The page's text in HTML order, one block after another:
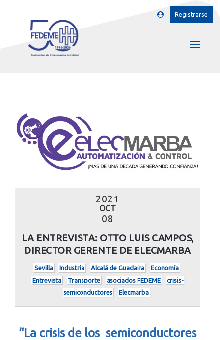
Registrarse
2021
OCT
08
LA ENTREVISTA: OTTO LUIS CAMPOS,
DIRECTOR GERENTE DE ELECMARBA
Sevilla Industria Alcalá de Guadaíra
Economía
Entrevista
Transporte asociados FEDEME
crisis-
semiconductores
Elecmarba
“La crisis de los semiconductores